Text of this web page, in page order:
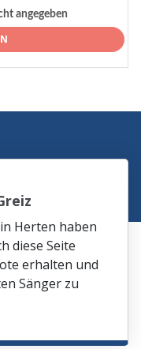
angegeben
Herten haben
diese Seite
erhalten und
Sänger zu